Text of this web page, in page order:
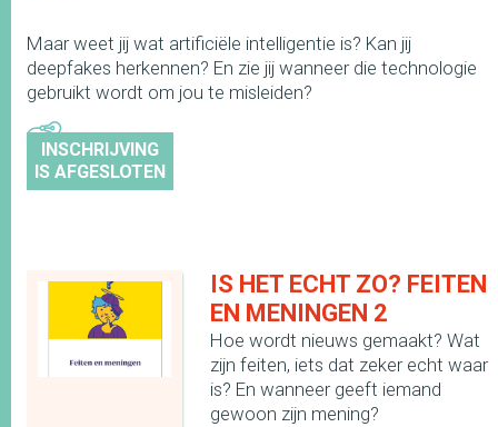
Maar weet jij wat artificiële intelligentie is? Kan jij
deepfakes herkennen? En zie jij wanneer die technologie
gebruikt wordt om jou te misleiden?
INSCHRIJVING
IS AFGESLOTEN
IS HET ECHT ZO? FEITEN
EN MENINGEN 2
Hoe wordt nieuws gemaakt? Wat
zijn feiten, iets dat zeker echt waar
is? En wanneer geeft iemand
gewoon zijn mening?